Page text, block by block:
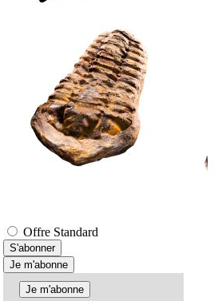
Offre Standard
S'abonner
Je m'abonne
Je m'abonne